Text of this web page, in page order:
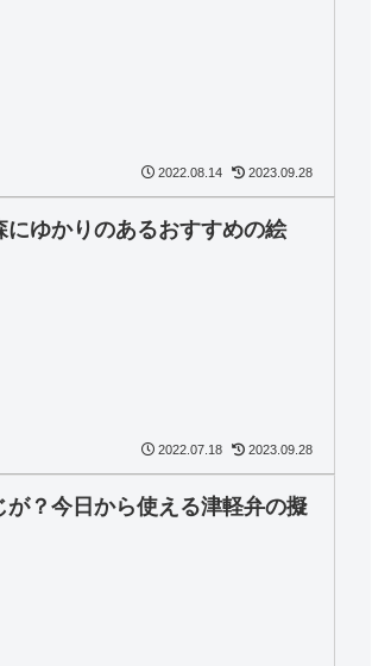
2022.08.14 2023.09.28
にゆかりのあるおすすめの絵
2022.07.18 2023.09.28
が？今日から使える津軽弁の擬